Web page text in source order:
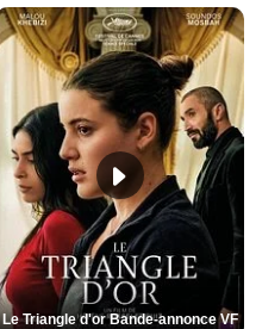
Le Triangle d'or Bande-annonce VF